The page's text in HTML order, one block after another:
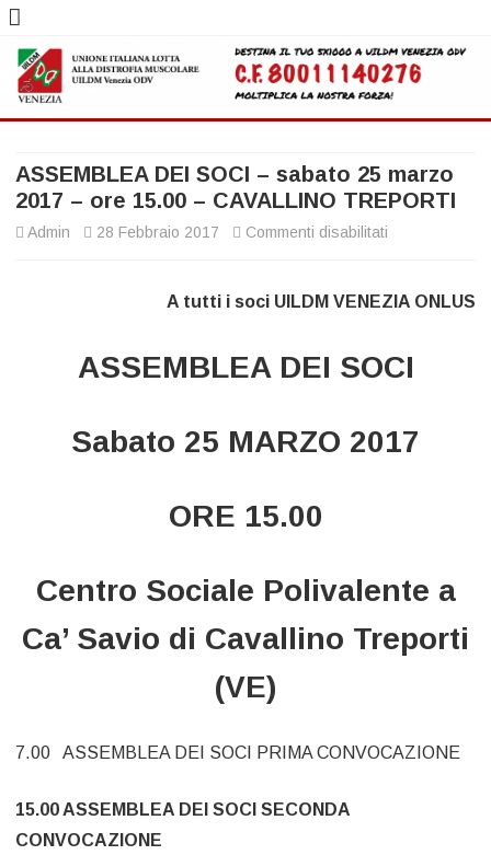
content
ASSEMBLEA DEI SOCI – sabato 25 marzo
2017 – ore 15.00 – CAVALLINO TREPORTI
Admin 28 Febbraio 2017 Commenti disabilitati
DEI
–
15.00
A tutti i soci UILDM VENEZIA ONLUS
ASSEMBLEA DEI SOCI
Sabato 25 MARZO 2017
ORE 15.00
Centro Sociale Polivalente a
Ca’ Savio di Cavallino Treporti
(VE)
7.00 ASSEMBLEA DEI SOCI PRIMA CONVOCAZIONE
15.00 ASSEMBLEA DEI SOCI SECONDA
CONVOCAZIONE